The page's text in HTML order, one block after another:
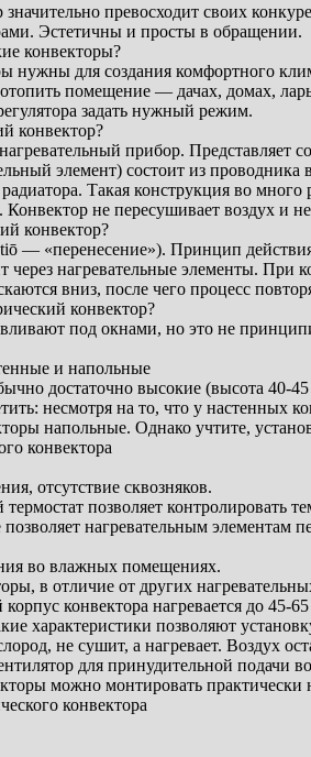
значительно превосходит своих
Эстетичны и просты в обращении.
конвекторы?
нужны для создания комфортного
отопить помещение — дачах, домах,
задать нужный режим.
конвектор?
прибор. Представляет
элемент) состоит из
Такая конструкция во
Конвектор не пересушивает воздух и
конвектор?
— «перенесение»). Принцип
через нагревательные элементы.
вниз, после чего процесс
конвектор?
под окнами, но это не
и напольные
достаточно высокие (высота 40-
несмотря на то, что у настенных
напольные. Однако учтите,
конвектора
отсутствие сквозняков.
позволяет контролировать
нагревательным элементам
во влажных помещениях.
в отличие от других
конвектора нагревается до
характеристики позволяют
не сушит, а нагревает. Воздух
для принудительной подачи
можно монтировать практически
конвектора